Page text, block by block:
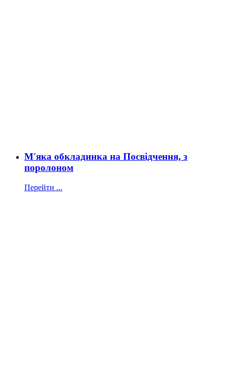
М'яка обкладинка на Посвідчення, з
поролоном
Перейти ...